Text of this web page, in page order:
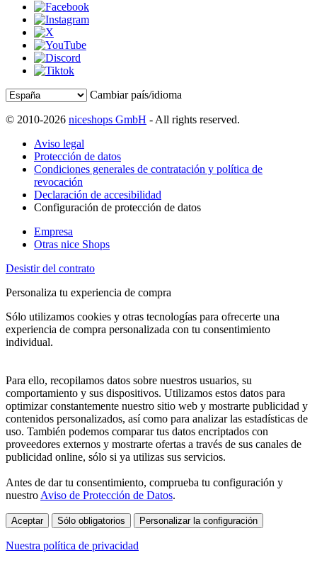
Cambiar país/idioma
© 2010-2026 niceshops GmbH - All rights reserved.
Aviso legal
Protección de datos
Condiciones generales de contratación y política de
revocación
Declaración de accesibilidad
Configuración de protección de datos
Empresa
Otras nice Shops
Desistir del contrato
Personaliza tu experiencia de compra
Sólo utilizamos cookies y otras tecnologías para ofrecerte una
experiencia de compra personalizada con tu consentimiento
individual.
Para ello, recopilamos datos sobre nuestros usuarios, su
comportamiento y sus dispositivos. Utilizamos estos datos para
optimizar constantemente nuestro sitio web y mostrarte publicidad y
contenidos personalizados, así como para analizar las estadísticas de
uso. También podemos comparar tus datos encriptados con
proveedores externos y mostrarte ofertas a través de sus canales de
publicidad online, sólo si ya utilizas sus servicios.
Antes de dar tu consentimiento, comprueba tu configuración y
nuestro Aviso de Protección de Datos.
Aceptar Sólo obligatorios Personalizar la configuración
Nuestra política de privacidad